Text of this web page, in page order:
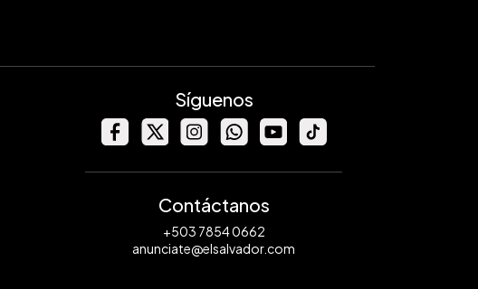
Síguenos
Contáctanos
+503 7854 0662
anunciate@elsalvador.com